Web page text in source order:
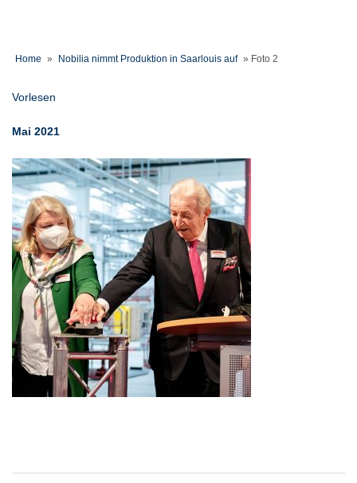
Home » Nobilia nimmt Produktion in Saarlouis auf » Foto 2
Vorlesen
Mai 2021